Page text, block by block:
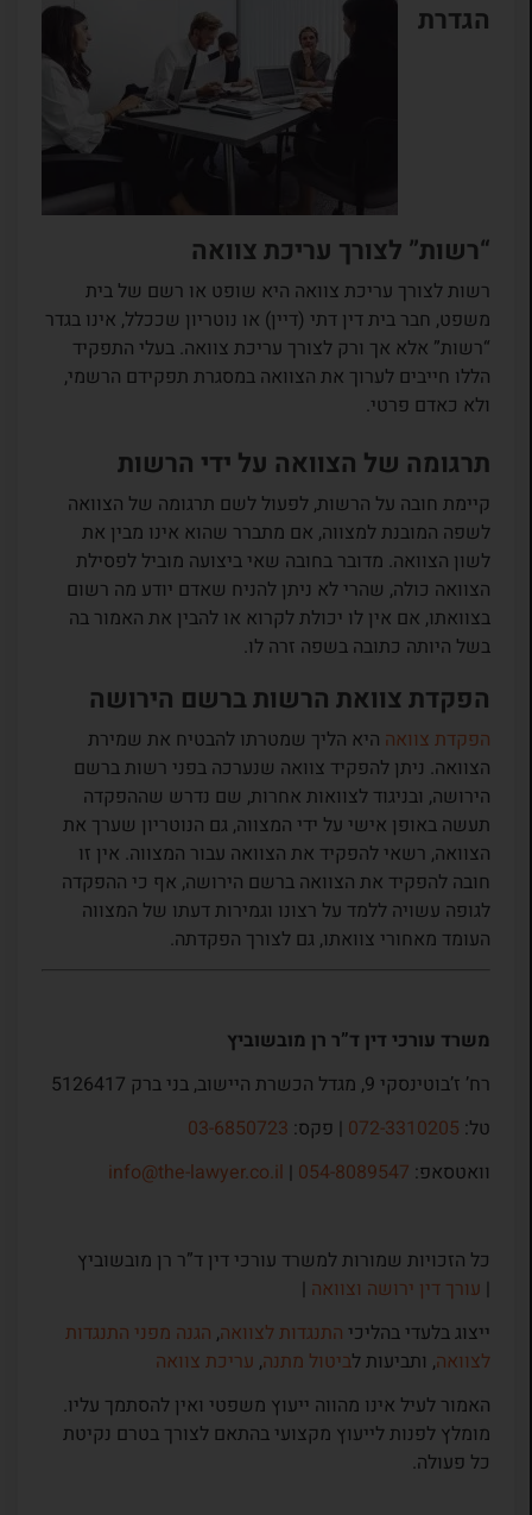
הגדרת
“רשות” לצורך עריכת צוואה
רשות לצורך עריכת צוואה היא שופט או רשם של בית
משפט, חבר בית דין דתי (דיין) או נוטריון שככלל, אינו בגדר
“רשות” אלא אך ורק לצורך עריכת צוואה. בעלי התפקיד
הללו חייבים לערוך את הצוואה במסגרת תפקידם הרשמי,
ולא כאדם פרטי.
תרגומה של הצוואה על ידי הרשות
קיימת חובה על הרשות, לפעול לשם תרגומה של הצוואה
לשפה המובנת למצווה, אם מתברר שהוא אינו מבין את
לשון הצוואה. מדובר בחובה שאי ביצועה מוביל לפסילת
הצוואה כולה, שהרי לא ניתן להניח שאדם יודע מה רשום
בצוואתו, אם אין לו יכולת לקרוא או להבין את האמור בה
בשל היותה כתובה בשפה זרה לו.
הפקדת צוואת הרשות ברשם הירושה
הפקדת צוואההיא הליך שמטרתו להבטיח את שמירת
הצוואה. ניתן להפקיד צוואה שנערכה בפני רשות ברשם
הירושה, ובניגוד לצוואות אחרות, שם נדרש שההפקדה
תעשה באופן אישי על ידי המצווה, גם הנוטריון שערך את
הצוואה, רשאי להפקיד את הצוואה עבור המצווה. אין זו
חובה להפקיד את הצוואה ברשם הירושה, אף כי ההפקדה
לגופה עשויה ללמד על רצונו וגמירות דעתו של המצווה
העומד מאחורי צוואתו, גם לצורך הפקדתה.
משרד עורכי דין ד”ר רן מובשוביץ
רח’ ז’בוטינסקי 9, מגדל הכשרת היישוב, בני ברק 5126417
טל: 072-3310205| פקס: 03-6850723
וואטסאפ: 054-8089547
|
info@the-lawyer.co.il
כל הזכויות שמורות למשרד עורכי דין ד”ר רן מובשוביץ
| עורך דין ירושה וצוואה|
ייצוג בלעדי בהליכי התנגדות לצוואה, הגנה מפני התנגדות
לצוואה, ותביעות לביטול מתנה, עריכת צוואה
האמור לעיל אינו מהווה ייעוץ משפטי ואין להסתמך עליו.
מומלץ לפנות לייעוץ מקצועי בהתאם לצורך בטרם נקיטת
כל פעולה.